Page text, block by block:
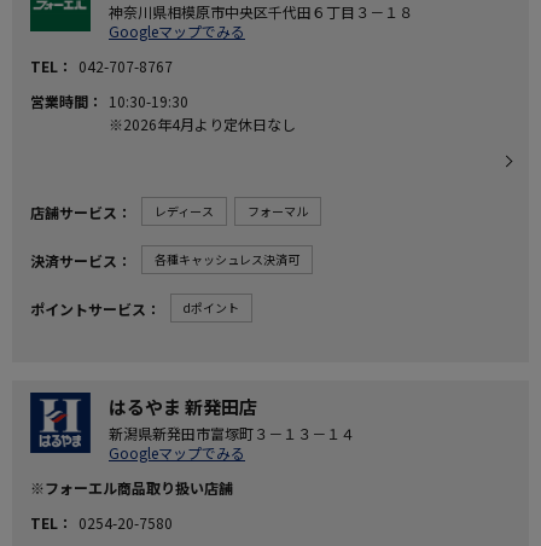
神奈川県相模原市中央区千代田６丁目３－１８
Googleマップでみる
TEL
042-707-8767
営業時間
10:30-19:30
※2026年4月より定休日なし
店舗サービス レディース フォーマル
決済サービス 各種キャッシュレス決済可
ポイントサービス dポイント
はるやま 新発田店
新潟県新発田市富塚町３－１３－１４
Googleマップでみる
※フォーエル商品取り扱い店舗
TEL
0254-20-7580